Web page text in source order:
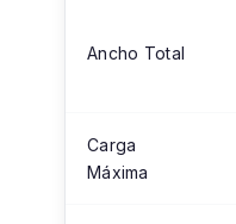
Ancho Total
Carga
Máxima